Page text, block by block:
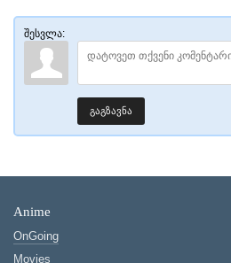
შესვლა:
გაგზავნა
Anime
OnGoing
Movies